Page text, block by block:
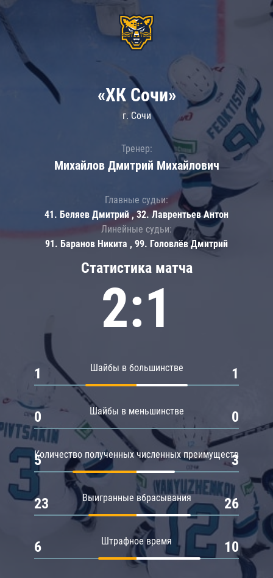
Статистика матча
2:1
Шайбы в большинстве
1 1
Шайбы в меньшинстве
0 0
Количество полученных численных преимуществ
5 3
Выигранные вбрасывания
23 26
Штрафное время
6 10
«ХК Сочи»
г. Сочи
Тренер:
Михайлов Дмитрий Михайлович
Главные судьи:
41. Беляев Дмитрий , 32. Лаврентьев Антон
Линейные судьи:
91. Баранов Никита , 99. Головлёв Дмитрий